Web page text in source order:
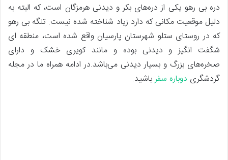
دره بی رهو یکی از دره‌های بکر و دیدنی هرمزگان است، که البته به
دلیل موقعیت مکانی که دارد زیاد شناخته شده نیست. تنگه بی رهو
که در روستای ستلو شهرستان پارسیان واقع شده است، منطقه ای
شگفت انگیز و دیدنی بوده و مانند کویری خشک و دارای
صخره‌های بزرگ و بسیار دیدنی می‌باشد.در ادامه همراه ما در مجله
گردشگری دوباره سفرباشید.